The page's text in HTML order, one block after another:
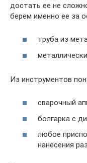
достать ее не
берем именно ее за
труба из
Из инструментов
сварочный
болгарка с
любое
нанесения